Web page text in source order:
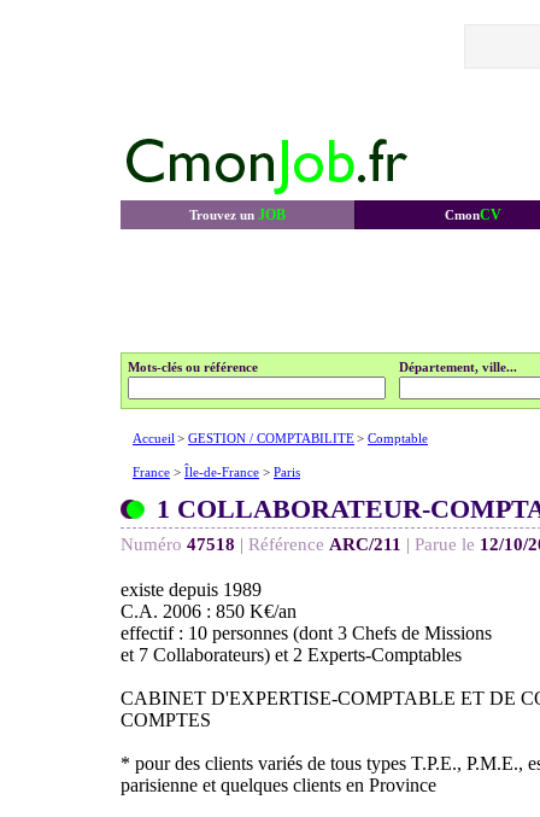
Trouvez un JOB CmonCV
Mots-clés ou référence Département, ville...
Accueil > GESTION / COMPTABILITE> Comptable
France > Île-de-France > Paris
1 COLLABORATEUR-
Numéro 47518 | Référence ARC/211 | Parue le 12/10/
existe depuis 1989
C.A. 2006 : 850 K€/an
effectif : 10 personnes (dont 3 Chefs de Missions
et 7 Collaborateurs) et 2 Experts-Comptables
CABINET D'EXPERTISE-COMPTABLE ET DE
COMPTES
* pour des clients variés de tous types T.P.E., P.M.E.,
parisienne et quelques clients en Province